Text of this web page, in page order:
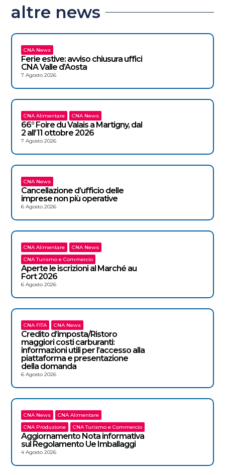
altre news
CNA News
Ferie estive: avviso chiusura uffici
CNA Valle d’Aosta
7 Agosto 2026
CNA Alimentare CNA News
66° Foire du Valais a Martigny, dal
2 all’11 ottobre 2026
7 Agosto 2026
CNA News
Cancellazione d’ufficio delle
imprese non più operative
6 Agosto 2026
CNA Alimentare
CNA News
CNA Turismo e Commercio
Aperte le iscrizioni al Marché au
Fort 2026
6 Agosto 2026
CNA FITA CNA News
Credito d’imposta/Ristoro
maggiori costi carburanti:
informazioni utili per l’accesso alla
piattaforma e presentazione
della domanda
6 Agosto 2026
CNA News
CNA Alimentare
CNA Produzione
CNA Turismo e Commercio
Aggiornamento Nota informativa
sul Regolamento Ue Imballaggi
4 Agosto 2026